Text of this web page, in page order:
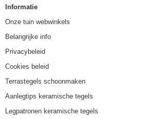
Informatie
Onze tuin webwinkels
Belangrijke info
Privacybeleid
Cookies beleid
Terrastegels schoonmaken
Aanlegtips keramische tegels
Legpatronen keramische tegels